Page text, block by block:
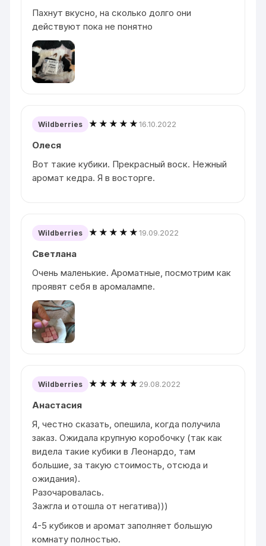
Пахнут вкусно, на сколько долго они
действуют пока не понятно
Wildberries ★★★★★16.10.2022
Олеся
Вот такие кубики. Прекрасный воск. Нежный
аромат кедра. Я в восторге.
Wildberries ★★★★★19.09.2022
Светлана
Очень маленькие. Ароматные, посмотрим как
проявят себя в аромалампе.
Wildberries ★★★★★ 29.08.2022
Анастасия
Я, честно сказать, опешила, когда получила
заказ. Ожидала крупную коробочку (так как
видела такие кубики в Леонардо, там
большие, за такую стоимость, отсюда и
ожидания).
Разочаровалась.
Зажгла и отошла от негатива)))
4-5 кубиков и аромат заполняет большую
комнату полностью.